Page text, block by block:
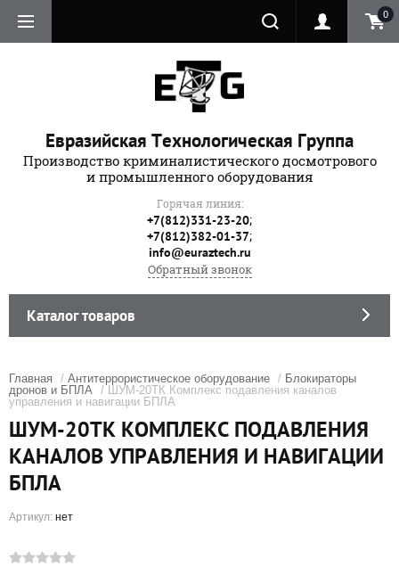
0
Евразийская Технологическая Группа
Производство криминалистического досмотрового
и промышленного оборудования
Горячая линия:
+7(812)331-23-20;
+7(812)382-01-37;
info@euraztech.ru
Обратный звонок
Каталог товаров
Главная / Антитеррористическое оборудование / Блокираторы
дронов и БПЛА / ШУМ-20ТК Комплекс подавления каналов
управления и навигации БПЛА
ШУМ-20ТК КОМПЛЕКС ПОДАВЛЕНИЯ
КАНАЛОВ УПРАВЛЕНИЯ И НАВИГАЦИИ
БПЛА
Артикул: нет